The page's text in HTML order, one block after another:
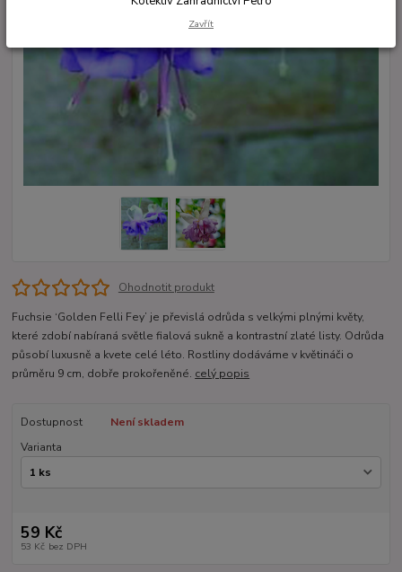
Ohodnotit produkt
Fuchsie ‘Golden Felli Fey’ je převislá odrůda s velkými plnými květy,
které zdobí nabíraná světle fialová sukně a kontrastní zlaté listy. Odrůda
působí luxusně a kvete celé léto. Rostliny dodáváme v květináči o
průměru 9 cm, dobře prokořeněné. celý popis
Dostupnost
Není skladem
Varianta
59 Kč
53 Kč bez DPH
Zavřít